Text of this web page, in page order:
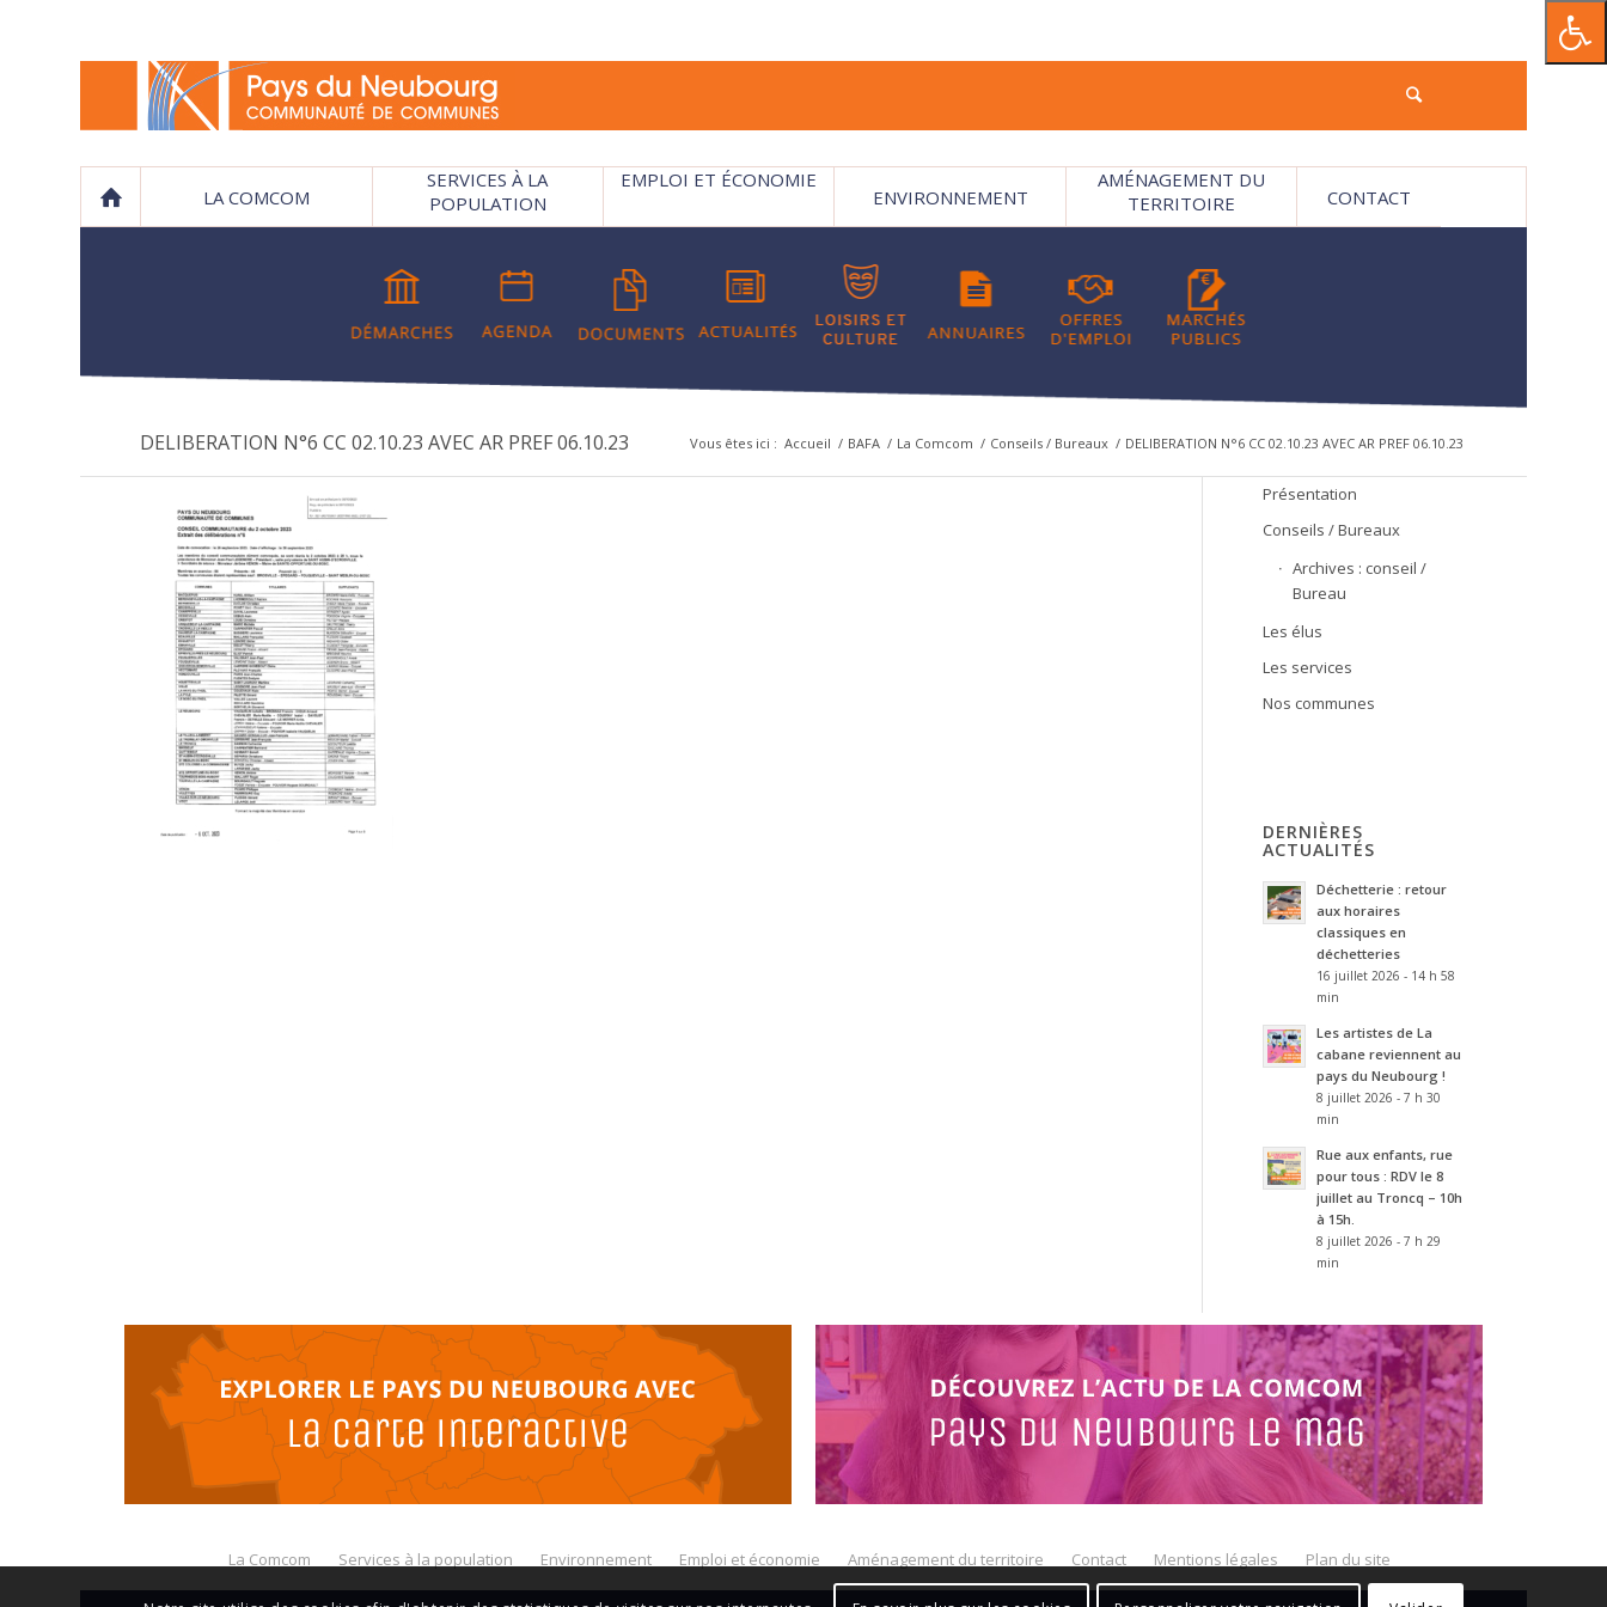
LA COMCOM
SERVICES À LA
POPULATION
EMPLOI ET ÉCONOMIE
ENVIRONNEMENT
AMÉNAGEMENT DU
TERRITOIRE
CONTACT
DELIBERATION N°6 CC 02.10.23 AVEC AR PREF 06.10.23 Vous êtes ici : Accueil / BAFA / La Comcom / Conseils / Bureaux / DELIBERATION N°6 CC 02.10.23 AVEC AR PREF 06.10.23
Présentation
Conseils / Bureaux
Archives : conseil /
Bureau
Les élus
Les services
Nos communes
DERNIÈRES
ACTUALITÉS
Déchetterie : retour
aux horaires
classiques en
déchetteries
16 juillet 2026 - 14 h 58
min
Les artistes de La
cabane reviennent au
pays du Neubourg !
8 juillet 2026 - 7 h 30
min
Rue aux enfants, rue
pour tous : RDV le 8
juillet au Troncq – 10h
à 15h.
8 juillet 2026 - 7 h 29
min
La Comcom Services à la population Environnement Emploi et économie Aménagement du territoire Contact Mentions légales Plan du site